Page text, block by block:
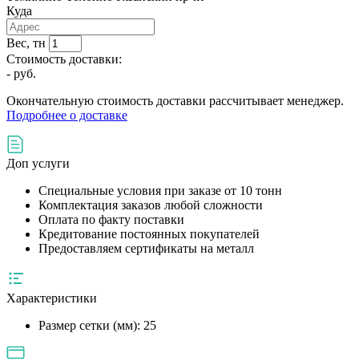
Куда
Вес, тн
Стоимость доставки:
- руб.
Окончательную стоимость доставки рассчитывает менеджер.
Подробнее о доставке
Доп услуги
Специальные условия при заказе от 10 тонн
Комплектация заказов любой сложности
Оплата по факту поставки
Кредитование постоянных покупателей
Предоставляем сертификаты на металл
Характеристики
Размер сетки (мм): 25